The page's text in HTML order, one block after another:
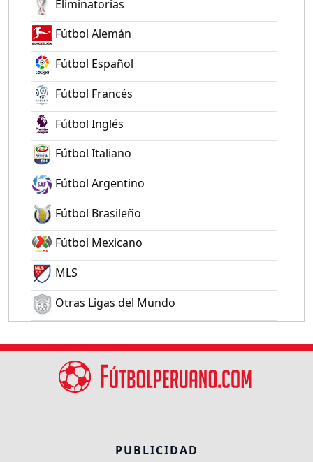
Eliminatorias
Fútbol Alemán
Fútbol Español
Fútbol Francés
Fútbol Inglés
Fútbol Italiano
Fútbol Argentino
Fútbol Brasileño
Fútbol Mexicano
MLS
Otras Ligas del Mundo
PUBLICIDAD